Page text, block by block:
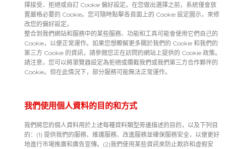
擇接受、拒絕或自訂 Cookie 偏好設定。在您做出選擇之前，系統僅會放
置嚴格必要的 Cookie。您可隨時點擊各頁面上的 Cookie 設定圖示，來修
改您的偏好設定。
整合到我們網站和服務中的某些服務、功能和工具可能會使用它們自己的
Cookie，以便正常運作。如果您想瞭解更多關於我們的 Cookie 和我們的
第三方 Cookie 的資訊，請參閱您正在訪問的網站上提供的 Cookie 政策。
請注意，您可以將瀏覽器設定為拒絕或攔截我們或我們第三方合作夥伴的
Cookie。但在此情況下，部分服務可能無法正常運作。
我們使用個人資料的目的和方式
我們將您的個人資料用於上述每種資料類型旁邊描述的目的，以及下列目
的：(1) 提供我們的服務、維護服務、改進服務並確保服務安全，以便更好
地進行市場推廣和廣告宣傳。(2)我們使用某些資訊來防止欺詐和虛假安